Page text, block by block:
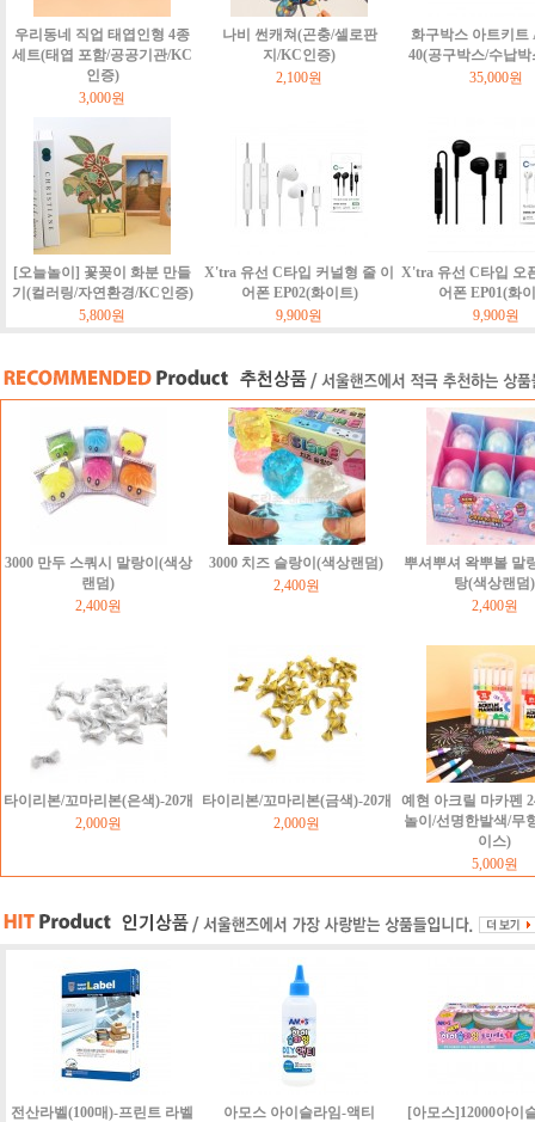
우리동네 직업 태엽인형 4종
세트(태엽 포함/공공기관/KC
인증)
3,000원
나비 썬캐쳐(곤충/셀로판
지/KC인증)
2,100원
화구박스 아트키
40(공구박스/수납
35,000원
[오늘놀이] 꽃꽂이 화분 만들
기(컬러링/자연환경/KC인증)
5,800원
X'tra 유선 C타입 커널형 줄 이
어폰 EP02(화이트)
9,900원
X'tra 유선 C타입 오
어폰 EP01(화
9,900원
3000 만두 스쿼시 말랑이(색상
랜덤)
2,400원
3000 치즈 슬랑이(색상랜덤)
2,400원
뿌셔뿌셔 왁뿌볼 말
탕(색상랜덤)
2,400원
타이리본/꼬마리본(은색)-20개
2,000원
타이리본/꼬마리본(금색)-20개
2,000원
예현 아크릴 마카펜
놀이/선명한발색/무
이스)
5,000원
전산라벨(100매)-프린트 라벨
아모스 아이슬라임-액티
[아모스]12000아이